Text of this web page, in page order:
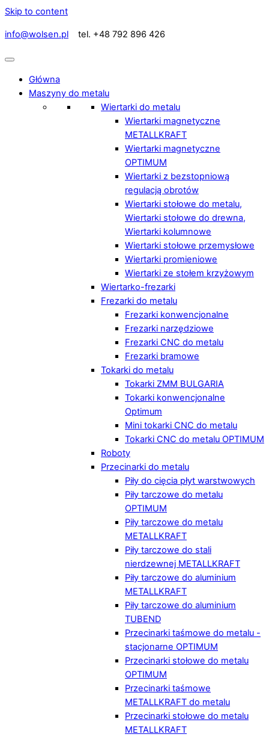
Skip to content
info@wolsen.pl tel. +48 792 896 426
Główna
Maszyny do metalu
Wiertarki do metalu
Wiertarki magnetyczne
METALLKRAFT
Wiertarki magnetyczne
OPTIMUM
Wiertarki z bezstopniową
regulacją obrotów
Wiertarki stołowe do metalu,
Wiertarki stołowe do drewna,
Wiertarki kolumnowe
Wiertarki stołowe przemysłowe
Wiertarki promieniowe
Wiertarki ze stołem krzyżowym
Wiertarko-frezarki
Frezarki do metalu
Frezarki konwencjonalne
Frezarki narzędziowe
Frezarki CNC do metalu
Frezarki bramowe
Tokarki do metalu
Tokarki ZMM BULGARIA
Tokarki konwencjonalne
Optimum
Mini tokarki CNC do metalu
Tokarki CNC do metalu OPTIMUM
Roboty
Przecinarki do metalu
Piły do cięcia płyt warstwowych
Piły tarczowe do metalu
OPTIMUM
Piły tarczowe do metalu
METALLKRAFT
Piły tarczowe do stali
nierdzewnej METALLKRAFT
Piły tarczowe do aluminium
METALLKRAFT
Piły tarczowe do aluminium
TUBEND
Przecinarki taśmowe do metalu -
stacjonarne OPTIMUM
Przecinarki stołowe do metalu
OPTIMUM
Przecinarki taśmowe
METALLKRAFT do metalu
Przecinarki stołowe do metalu
METALLKRAFT